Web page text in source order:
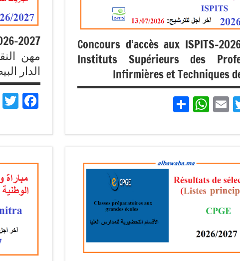
Concours d’accès aux ISPITS-
Instituts Supérieurs des
Infirmières et Techniques
Twitter
Email
WhatsApp
مهن
الدار